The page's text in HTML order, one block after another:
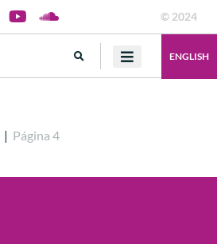
© 2024
ENGLISH
| Página 4